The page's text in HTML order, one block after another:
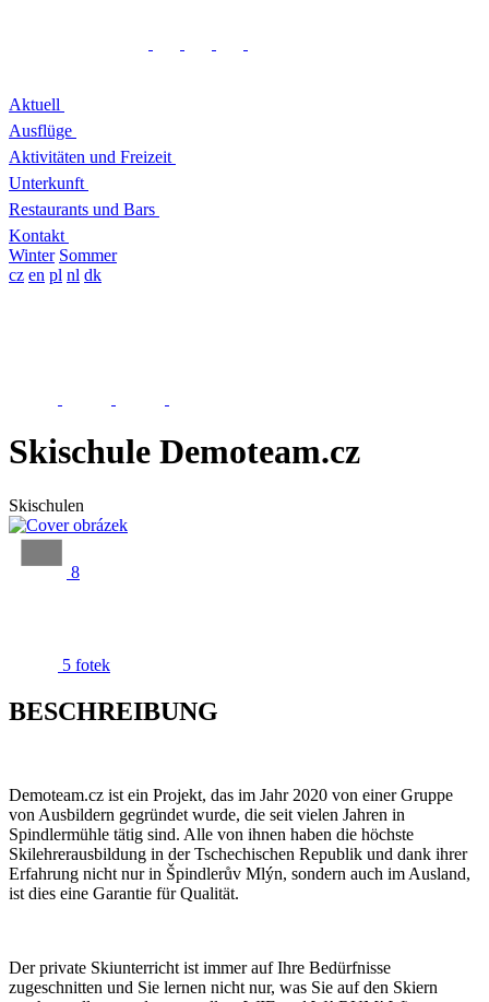
Aktuell
Ausflüge
Aktivitäten und Freizeit
Unterkunft
Restaurants und Bars
Kontakt
Winter Sommer
cz en pl nl dk
Skischule Demoteam.cz
Skischulen
8
5 fotek
BESCHREIBUNG
Demoteam.cz ist ein Projekt, das im Jahr 2020 von einer Gruppe
von Ausbildern gegründet wurde, die seit vielen Jahren in
Spindlermühle tätig sind. Alle von ihnen haben die höchste
Skilehrerausbildung in der Tschechischen Republik und dank ihrer
Erfahrung nicht nur in Špindlerův Mlýn, sondern auch im Ausland,
ist dies eine Garantie für Qualität.
Der private Skiunterricht ist immer auf Ihre Bedürfnisse
zugeschnitten und Sie lernen nicht nur, was Sie auf den Skiern